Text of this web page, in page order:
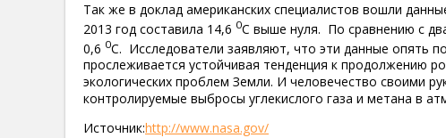
Так же в доклад американских специалистов вошли
2013 год составила 14,6 0С выше нуля. По сравнению с
0,6 0С. Исследователи заявляют, что эти данные опять
прослеживается устойчивая тенденция к продолжению
экологических проблем Земли. И человечество своими
контролируемые выбросы углекислого газа и метана в
Источник:http://www.nasa.gov/